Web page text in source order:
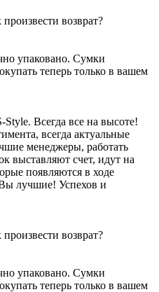
возврат?
упаковано. Сумки
теперь только в вашем
Всегда все на высоте!
всегда актуальные
менеджеры, работать
выставляют счет, идут на
появляются в ходе
лучшие! Успехов и
возврат?
упаковано. Сумки
теперь только в вашем